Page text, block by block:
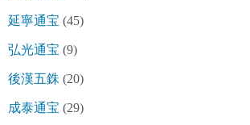
延寧通宝 (45)
弘光通宝 (9)
後漢五銖 (20)
成泰通宝 (29)